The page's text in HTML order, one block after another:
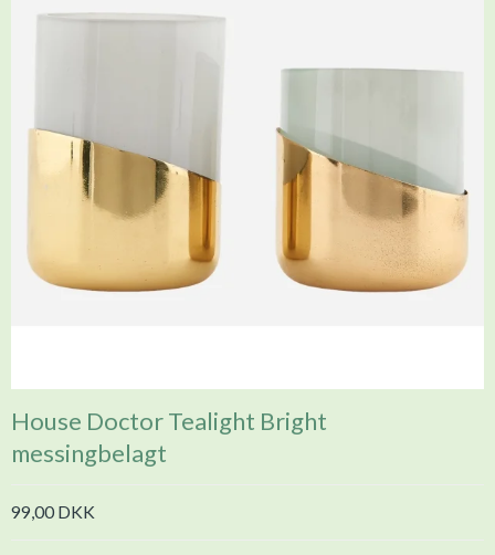
House Doctor Tealight Bright
messingbelagt
99,00 DKK